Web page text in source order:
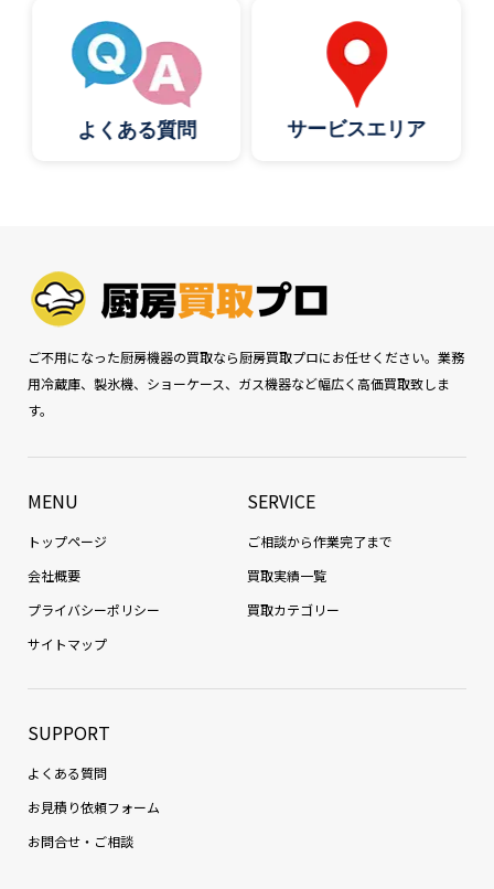
よくある質問 サービスエリア
ご不用になった厨房機器の買取なら厨房買取プロにお任せください。業務
用冷蔵庫、製氷機、ショーケース、ガス機器など幅広く高価買取致しま
す。
MENU
トップページ
会社概要
プライバシーポリシー
サイトマップ
SERVICE
ご相談から作業完了まで
買取実績一覧
買取カテゴリー
SUPPORT
よくある質問
お見積り依頼フォーム
お問合せ・ご相談